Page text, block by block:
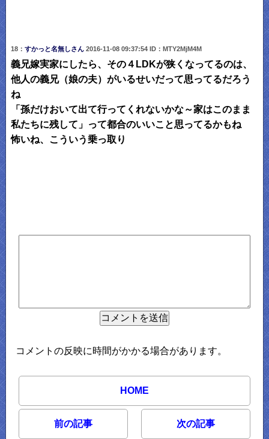
18： すかっと名無しさん 2016-11-08 09:37:54 ID：MTY2MjM4M
義兄嫁実家にしたら、その４LDKが狭くなってるのは、
他人の義兄（娘の夫）がいるせいだって思ってるだろう
ね
「孫だけおいて出て行ってくれないかな～家はこのまま
私たちに残して」って都合のいいこと思ってるかもね
怖いね、こういう乗っ取り
コメントの反映に時間がかかる場合があります。
HOME
前の記事 次の記事